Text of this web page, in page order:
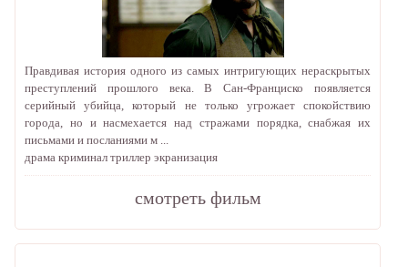
Правдивая история одного из самых интригующих нераскрытых
преступлений прошлого века. В Сан-Франциско появляется
серийный убийца, который не только угрожает спокойствию
города, но и насмехается над стражами порядка, снабжая их
письмами и посланиями м ...
драма криминал триллер экранизация
cмотреть фильм